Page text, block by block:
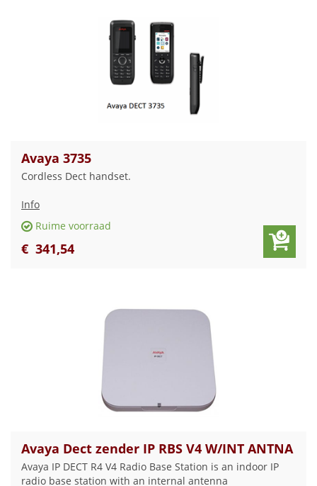
Avaya 3735
Cordless Dect handset.
Info
Ruime voorraad
€ 341,54
Avaya Dect zender IP RBS V4 W/INT ANTNA
Avaya IP DECT R4 V4 Radio Base Station is an indoor IP
radio base station with an internal antenna